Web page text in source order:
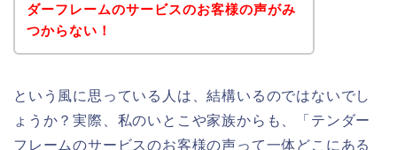
ダーフレームのサービスのお客様の声がみ
つからない！
という風に思っている人は、結構いるのではないでし
ょうか？実際、私のいとこや家族からも、「テンダー
フレームのサービスのお客様の声って一体どこにある